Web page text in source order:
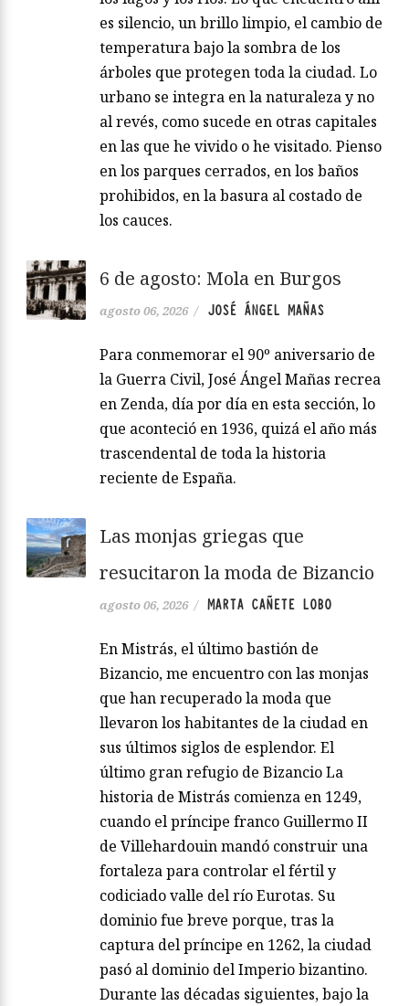
es silencio, un brillo limpio, el cambio de
temperatura bajo la sombra de los
árboles que protegen toda la ciudad. Lo
urbano se integra en la naturaleza y no
al revés, como sucede en otras capitales
en las que he vivido o he visitado. Pienso
en los parques cerrados, en los baños
prohibidos, en la basura al costado de
los cauces.
6 de agosto: Mola en Burgos
agosto 06, 2026 / JOSÉ ÁNGEL MAÑAS
Para conmemorar el 90º aniversario de
la Guerra Civil, José Ángel Mañas recrea
en Zenda, día por día en esta sección, lo
que aconteció en 1936, quizá el año más
trascendental de toda la historia
reciente de España.
Las monjas griegas que
resucitaron la moda de Bizancio
agosto 06, 2026 / MARTA CAÑETE LOBO
En Mistrás, el último bastión de
Bizancio, me encuentro con las monjas
que han recuperado la moda que
llevaron los habitantes de la ciudad en
sus últimos siglos de esplendor. El
último gran refugio de Bizancio La
historia de Mistrás comienza en 1249,
cuando el príncipe franco Guillermo II
de Villehardouin mandó construir una
fortaleza para controlar el fértil y
codiciado valle del río Eurotas. Su
dominio fue breve porque, tras la
captura del príncipe en 1262, la ciudad
pasó al dominio del Imperio bizantino.
Durante las décadas siguientes, bajo la